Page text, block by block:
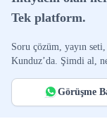
Tek platform.
Soru çözüm, yayın
Kunduz’da. Şimdi al,
Görüşme